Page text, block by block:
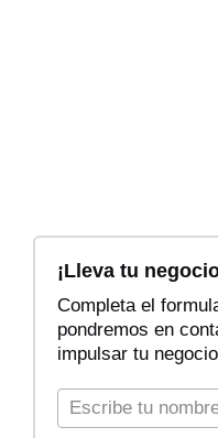
F
¡Lleva tu
Completa el
pondremos en
impulsar tu